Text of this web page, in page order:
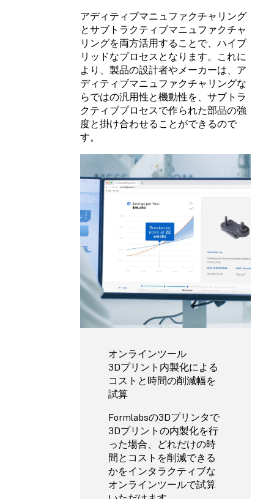
アディティブマニュファクチャリング
とサブトラクティブマニュファクチャ
リングを両方活用することで、ハイブ
リッドなプロセスとなります。これに
より、製品の設計者やメーカーは、ア
ディティブマニュファクチャリングな
らではの汎用性と機動性を、サブトラ
クティブプロセスで作られた部品の強
度と掛け合わせることができるので
す。
オンラインツール
3Dプリント内製化による
コストと時間の削減幅を
試算
Formlabsの3Dプリンタで
3Dプリントの内製化を行
った場合、どれだけの時
間とコストを削減できる
かをインタラクティブな
オンラインツールで試算